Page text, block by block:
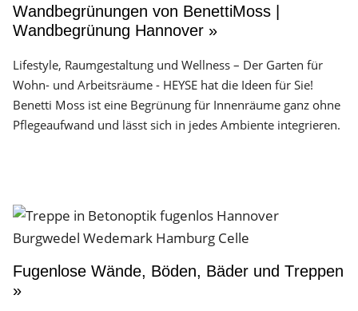
Wandbegrünungen von BenettiMoss |
Wandbegrünung Hannover »
Lifestyle, Raumgestaltung und Wellness – Der Garten für
Wohn- und Arbeitsräume - HEYSE hat die Ideen für Sie!
Benetti Moss ist eine Begrünung für Innenräume ganz ohne
Pflegeaufwand und lässt sich in jedes Ambiente integrieren.
Fugenlose Wände, Böden, Bäder und Treppen
»